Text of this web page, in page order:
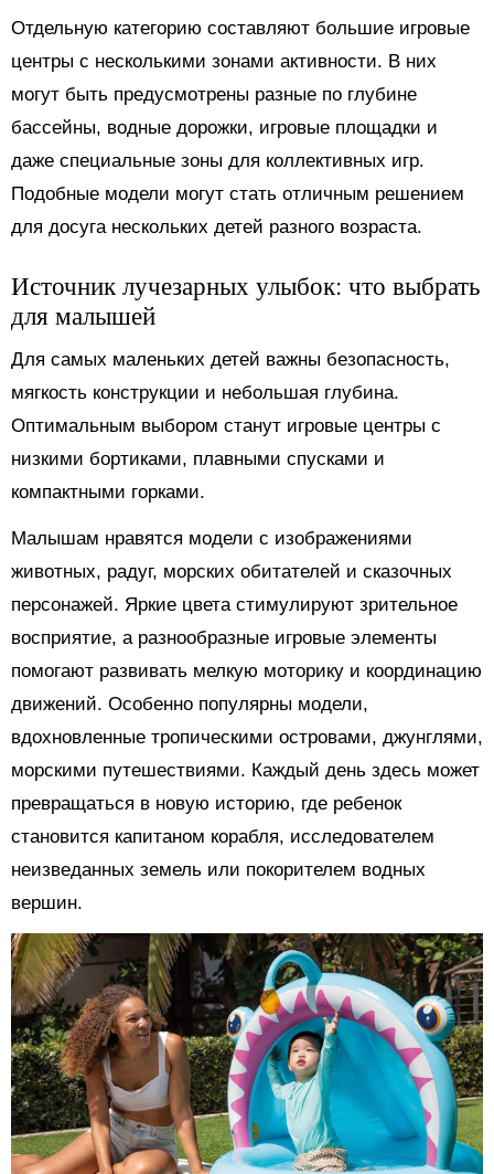
Отдельную категорию составляют большие игровые
центры с несколькими зонами активности. В них
могут быть предусмотрены разные по глубине
бассейны, водные дорожки, игровые площадки и
даже специальные зоны для коллективных игр.
Подобные модели могут стать отличным решением
для досуга нескольких детей разного возраста.
Источник лучезарных улыбок: что выбрать
для малышей
Для самых маленьких детей важны безопасность,
мягкость конструкции и небольшая глубина.
Оптимальным выбором станут игровые центры с
низкими бортиками, плавными спусками и
компактными горками.
Малышам нравятся модели с изображениями
животных, радуг, морских обитателей и сказочных
персонажей. Яркие цвета стимулируют зрительное
восприятие, а разнообразные игровые элементы
помогают развивать мелкую моторику и координацию
движений. Особенно популярны модели,
вдохновленные тропическими островами, джунглями,
морскими путешествиями. Каждый день здесь может
превращаться в новую историю, где ребенок
становится капитаном корабля, исследователем
неизведанных земель или покорителем водных
вершин.